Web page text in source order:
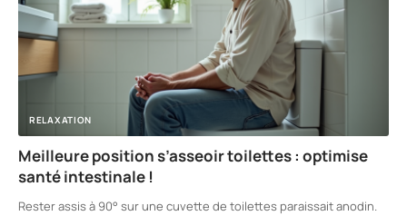
RELAXATION
Meilleure position s’asseoir toilettes : optimise
santé intestinale !
Rester assis à 90° sur une cuvette de toilettes paraissait anodin.